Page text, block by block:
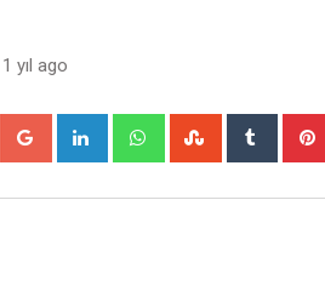
1 yıl ago
Google+ LinkedIn WhatsappStumbleUpon
Tumblr